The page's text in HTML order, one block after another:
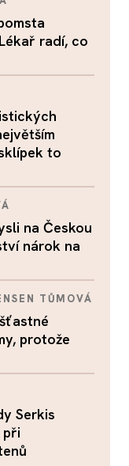
radí, co
to
na Českou
nárok na
TŮMOVÁ
protože
Serkis